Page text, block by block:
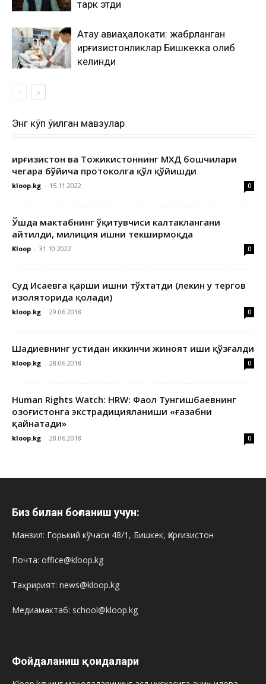
тарк этди
Ақтау авиаҳалокати: жабрланган
қирғизистонликлар Бишкекка олиб
келинди
Энг кўп ўқилган мавзулар
Қирғизистон ва Тожикистоннинг МХДҚ бошчилари
чегара бўйича протоколга қўл қўйишди
kloop.kg - 15.11.2022 0
Ўшда мактабнинг ўқитувчиси калтаклангани
айтилди, милиция ишни текширмоқда
Kloop - 31.10.2022 0
Суд Исаевга қарши ишни тўхтатди (лекин у тергов
изоляторида қолади)
kloop.kg - 29.06.2018 0
Шадиевнинг устидан иккинчи жиноят иши қўзғалди
kloop.kg - 28.06.2018 0
Human Rights Watch: HRW: Фаол Тунгишбаевнинг
Қозоғистонга экстрадицияланиши «ғазабни
қайнатади»
kloop.kg - 28.06.2018 0
Биз билан боғланиш учун:
Манзил: Горький кўчаси 48/1, Бишкек, Қирғизистон
Почта: office@kloop.kg
Таҳририят: news@kloop.kg
Медиамактаб: school@kloop.kg
Фойдаланиш қоидалари